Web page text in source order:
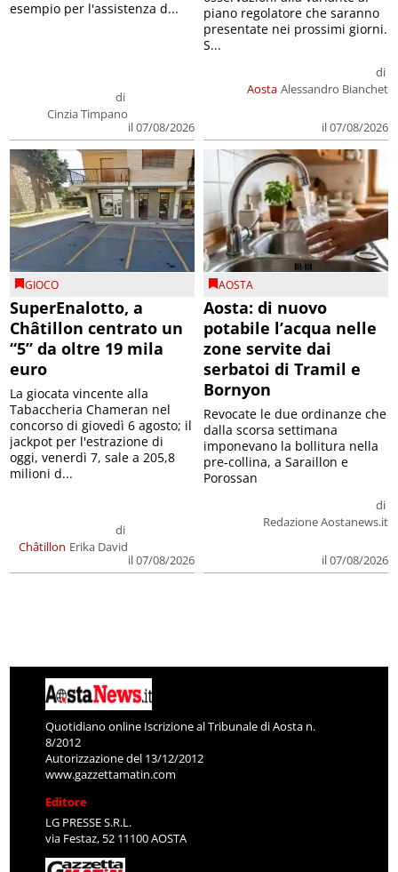
di
Cinzia Timpano
il 07/08/2026
esempio per l'assistenza d...
Aosta
di
Alessandro Bianchet
il 07/08/2026
piano regolatore che saranno
presentate nei prossimi giorni.
S...
GIOCO
SuperEnalotto, a
Châtillon centrato un
“5” da oltre 19 mila
euro
Châtillon
di
Erika David
il 07/08/2026
La giocata vincente alla
Tabaccheria Chameran nel
concorso di giovedì 6 agosto; il
jackpot per l'estrazione di
oggi, venerdì 7, sale a 205,8
milioni d...
AOSTA
Aosta: di nuovo
potabile l’acqua nelle
zone servite dai
serbatoi di Tramil e
Bornyon
di
Redazione Aostanews.it
il 07/08/2026
Revocate le due ordinanze che
dalla scorsa settimana
imponevano la bollitura nella
pre-collina, a Saraillon e
Porossan
Quotidiano online Iscrizione al Tribunale di Aosta n.
8/2012
Autorizzazione del 13/12/2012
www.gazzettamatin.com
Editore
LG PRESSE S.R.L.
via Festaz, 52 11100 AOSTA